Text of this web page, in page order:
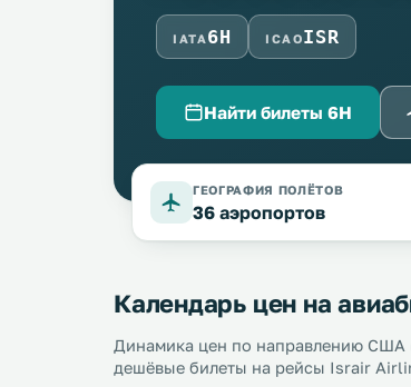
IATA 6H ICAOISR
Найти билеты 6H
ГЕОГРАФИЯ ПОЛЁТОВ
36 аэропортов
Календарь цен на
Динамика цен по направлению США
дешёвые билеты на рейсы Israir